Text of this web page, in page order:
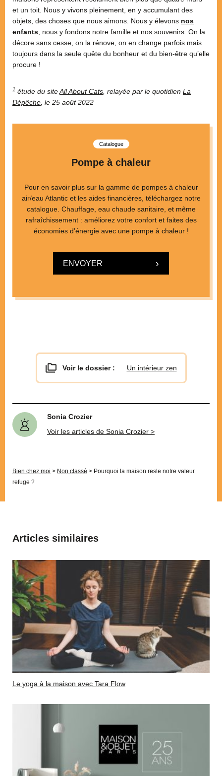
et un toit. Nous y vivons pleinement, en y accumulant des
objets, des choses que nous aimons. Nous y élevons nos
enfants , nous y fondons notre famille et nos souvenirs. On la
décore sans cesse, on la rénove, on en change parfois mais
toujours dans la seule quête du bonheur et du bien-être qu’elle
procure !
1 étude du siteAll About Cats , relayée par le quotidien La
Dépêche , le 25 août 2022
Catalogue
Pompe à chaleur
Pour en savoir plus sur la gamme de pompes à chaleur
air/eau Atlantic et les aides financières, téléchargez notre
catalogue. Chauffage, eau chaude sanitaire, et même
rafraîchissement : améliorez votre confort et faites des
économies d’énergie avec une pompe à chaleur !
ENVOYER
Voir le dossier : Un intérieur zen
Sonia Crozier
Voir les articles de Sonia Crozier >
Bien chez moi > Non classé > Pourquoi la maison reste notre valeur
refuge ?
Articles similaires
Le yoga à la maison avec Tara Flow